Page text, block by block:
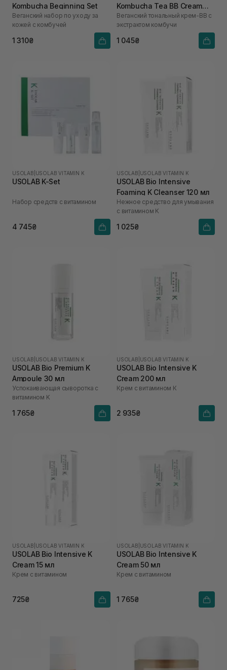
Kombucha Beginning Set
Веганский набор по уходу за
кожей с комбучей
1 310₴
Kombucha Tea BB Cream
Normal 30 мл
Веганский тональный крем-ВВ с
экстрактом комбучи
1 045₴
USOLAB USOLAB VITAMIN K
USOLAB K-Set
Набор средств с витамином
4 745₴
USOLAB USOLAB VITAMIN K
USOLAB Bio Intensive
Foaming K Cleanser 120 мл
Нежное средство для умывания
с витамином K
1 025₴
USOLAB USOLAB VITAMIN K
USOLAB Bio Premium K
Ampoule 30 мл
Успокаивающая сыворотка с
витамином K
1 765₴
USOLAB USOLAB VITAMIN K
USOLAB Bio Intensive K
Cream 200 мл
Крем с витамином К
2 935₴
USOLAB USOLAB VITAMIN K
USOLAB Bio Intensive K
Cream 15 мл
Крем с витамином
725₴
USOLAB USOLAB VITAMIN K
USOLAB Bio Intensive K
Cream 50 мл
Крем с витамином
1 765₴